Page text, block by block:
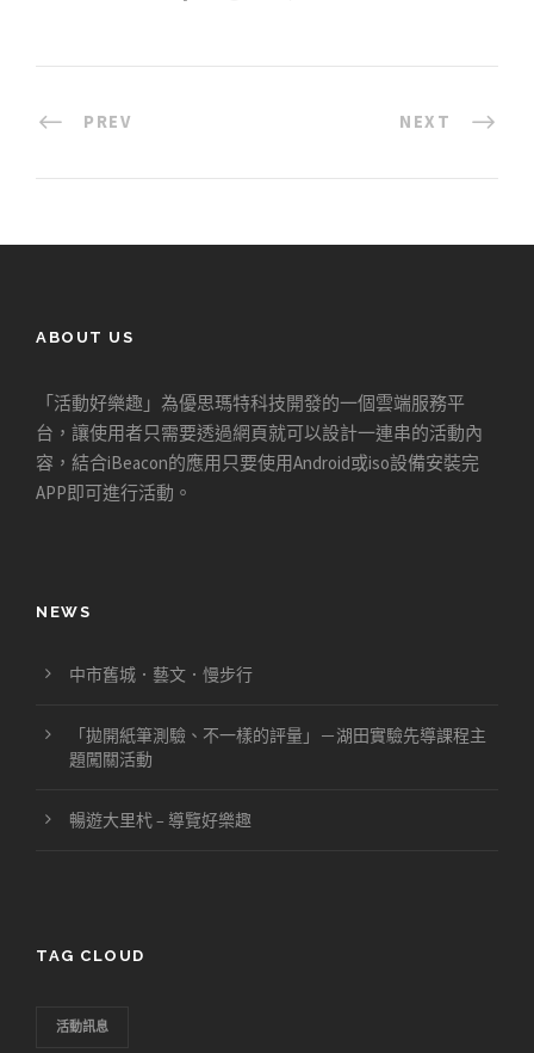
PREV NEXT
ABOUT US
「活動好樂趣」為優思瑪特科技開發的一個雲端服務平
台，讓使用者只需要透過網頁就可以設計一連串的活動內
容，結合iBeacon的應用只要使用Android或iso設備安裝完
APP即可進行活動。
NEWS
中市舊城．藝文．慢步行
「拋開紙筆測驗、不一樣的評量」－湖田實驗先導課程主
題闖關活動
暢遊大里杙 – 導覽好樂趣
TAG CLOUD
活動訊息